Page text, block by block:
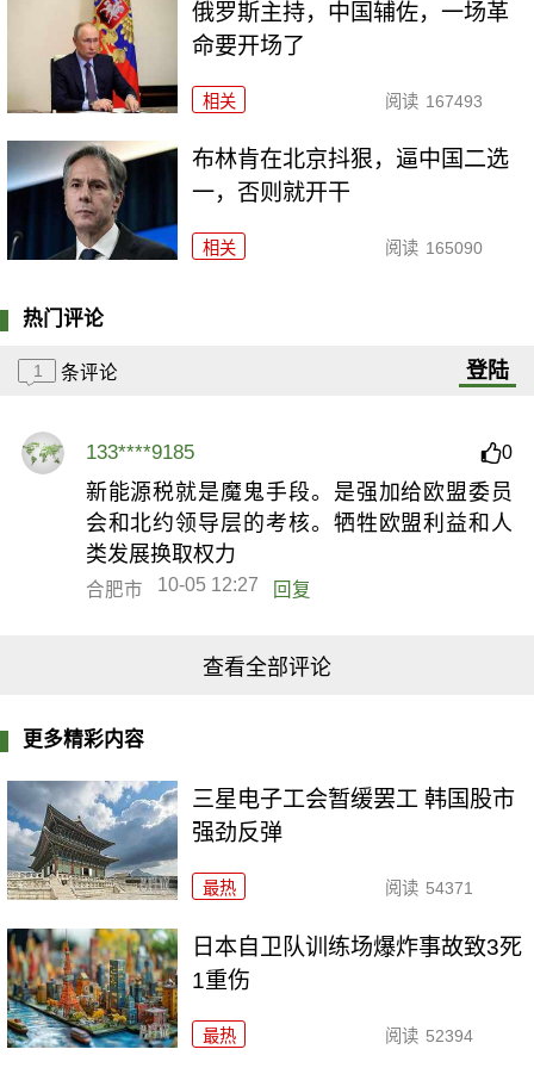
俄罗斯主持，中国辅佐，一场革
命要开场了
相关 阅读 167493
布林肯在北京抖狠，逼中国二选
一，否则就开干
相关 阅读 165090
热门评论
1 条评论 登陆
133****9185 0
新能源税就是魔鬼手段。是强加给欧盟委员
会和北约领导层的考核。牺牲欧盟利益和人
类发展换取权力
合肥市 10-05 12:27 回复
查看全部评论
更多精彩内容
三星电子工会暂缓罢工 韩国股市
强劲反弹
最热 阅读 54371
日本自卫队训练场爆炸事故致3死
1重伤
最热 阅读 52394